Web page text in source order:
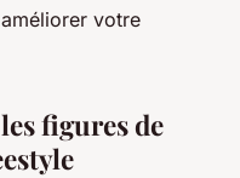
votre
figures de